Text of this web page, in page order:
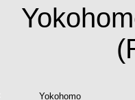
Yokohomo